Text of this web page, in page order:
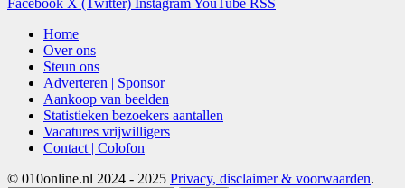
Facebook X (Twitter) InstagramYouTube RSS
Home
Over ons
Steun ons
Adverteren | Sponsor
Aankoop van beelden
Statistieken bezoekers aantallen
Vacatures vrijwilligers
Contact | Colofon
© 010online.nl 2024 - 2025 Privacy, disclaimer & voorwaarden.